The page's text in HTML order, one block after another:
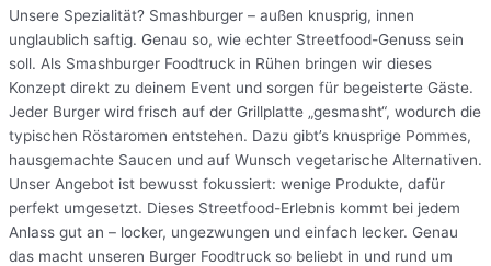
Unsere Spezialität? Smashburger – außen knusprig, innen
unglaublich saftig. Genau so, wie echter Streetfood-Genuss sein
soll. Als Smashburger Foodtruck in Rühen bringen wir dieses
Konzept direkt zu deinem Event und sorgen für begeisterte Gäste.
Jeder Burger wird frisch auf der Grillplatte „gesmasht“, wodurch die
typischen Röstaromen entstehen. Dazu gibt’s knusprige Pommes,
hausgemachte Saucen und auf Wunsch vegetarische Alternativen.
Unser Angebot ist bewusst fokussiert: wenige Produkte, dafür
perfekt umgesetzt. Dieses Streetfood-Erlebnis kommt bei jedem
Anlass gut an – locker, ungezwungen und einfach lecker. Genau
das macht unseren Burger Foodtruck so beliebt in und rund um